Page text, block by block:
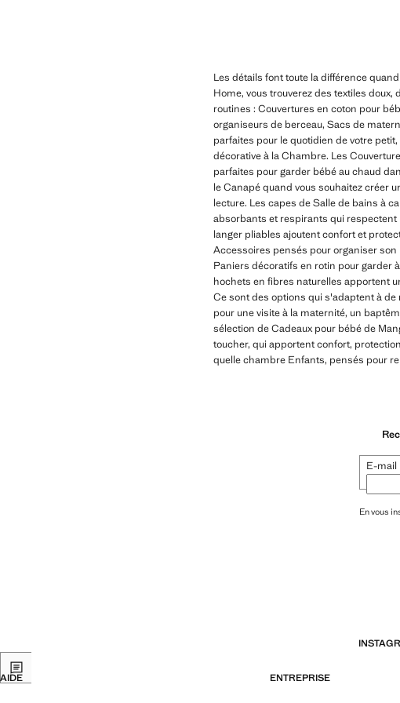
Les détails font toute la différence
Home, vous trouverez des textiles
routines : Couvertures en coton pour
organiseurs de berceau, Sacs de
parfaites pour le quotidien de votre
décorative à la Chambre. Les
parfaites pour garder bébé au chaud
le Canapé quand vous souhaitez créer
lecture. Les capes de Salle de bains à
absorbants et respirants qui respectent
langer pliables ajoutent confort et
Accessoires pensés pour organiser
Paniers décoratifs en rotin pour garder
hochets en fibres naturelles apportent
Ce sont des options qui s'adaptent à
pour une visite à la maternité, un
sélection de Cadeaux pour bébé de
toucher, qui apportent confort,
quelle chambre Enfants, pensés pour
E-mail
En vous
AIDE ENTREPRISE